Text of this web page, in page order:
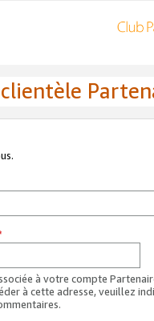
à votre compte
à cette adresse, veuillez